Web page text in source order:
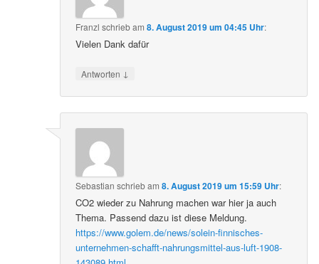
Franzl schriebam8. August 2019 um 04:45 Uhr:
Vielen Dank dafür
Antworten ↓
Sebastian schriebam8. August 2019 um 15:59 Uhr:
CO2 wieder zu Nahrung machen war hier ja auch
Thema. Passend dazu ist diese Meldung.
https://www.golem.de/news/solein-finnisches-
unternehmen-schafft-nahrungsmittel-aus-luft-1908-